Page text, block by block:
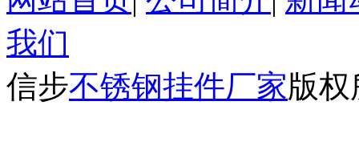
我们
信步不锈钢挂件厂家版权